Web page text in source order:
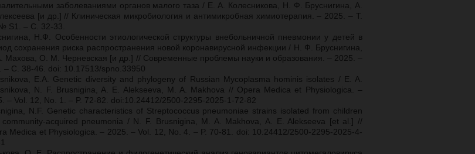
заболеваниями органов малого таза / Е. А. Колесникова, Н. Ф. Бруснигина, А.
[и др.] // Клиническая микробиология и антимикробная химиотерапия. – 2025. – Т.
S1. – С. 32-33.
Н.Ф. Особенности этиологической структуры внебольничной пневмонии у детей в
сохранения риска распространения новой коронавирусной инфекции / Н. Ф. Бруснигина,
Махова, О. М. Черневская [и др.] // Современные проблемы науки и образования. – 2025. –
С. 38-46. doi: 10.17513/spno.33950
E.A. Genetic diversity and phylogeny of Russian Mycoplasma hominis isolates / E. A.
N. F. Brusnigina, A. E. Alekseeva, M. A. Makhova // Opera Medica et Physiologica. –
– Vol. 12, No. 1. – P. 72-82. doi:10.24412/2500-2295-2025-1-72-82
N.F. Genetic characteristics of Streptococcus pneumoniae strains isolated from children
acquired pneumonia / N. F. Brusnigina, M. A. Makhova, A. E. Alekseeva [et al.] //
Medica et Physiologica. – 2025. – Vol. 12, No. 4. – P. 70-81. doi: 10.24412/2500-2295-2025-4-